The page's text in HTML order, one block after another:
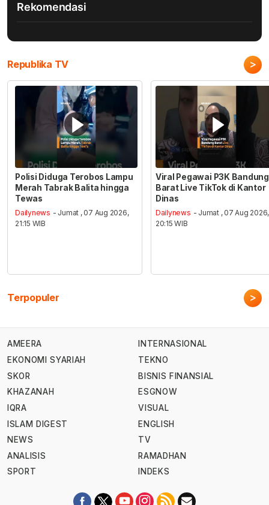
Rekomendasi
Republika TV >
Polisi Diduga Terobos Lampu
Merah Tabrak Balita hingga
Tewas
Dailynews - Jumat , 07 Aug 2026,
21:15 WIB
Viral Pegawai P3K Bandung
Barat Live TikTok di Kantor
Dinas
Dailynews - Jumat , 07 Aug 2026,
20:15 WIB
Terpopuler >
AMEERA
EKONOMI SYARIAH
SKOR
KHAZANAH
IQRA
ISLAM DIGEST
NEWS
ANALISIS
SPORT
INTERNASIONAL
TEKNO
BISNIS FINANSIAL
ESGNOW
VISUAL
ENGLISH
TV
RAMADHAN
INDEKS